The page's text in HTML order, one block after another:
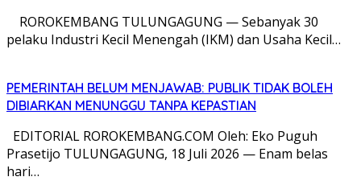
​ ROROKEMBANG TULUNGAGUNG — Sebanyak 30
pelaku Industri Kecil Menengah (IKM) dan Usaha Kecil…
PEMERINTAH BELUM MENJAWAB: PUBLIK TIDAK BOLEH
DIBIARKAN MENUNGGU TANPA KEPASTIAN
EDITORIAL ROROKEMBANG.COM Oleh: Eko Puguh
Prasetijo TULUNGAGUNG, 18 Juli 2026 — Enam belas
hari…